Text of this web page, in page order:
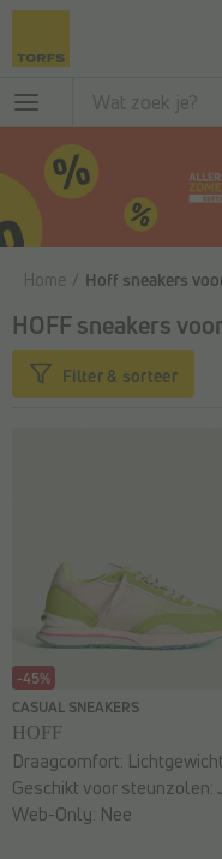
Ga naar de hoofdinhoud
Home Hoff sneakers
HOFF sneakers
Filter & sorteer
-45%
CASUAL SNEAKERS
HOFF
Draagcomfort: Lichtgewicht
Geschikt voor steunzolen:
Web-Only: Nee